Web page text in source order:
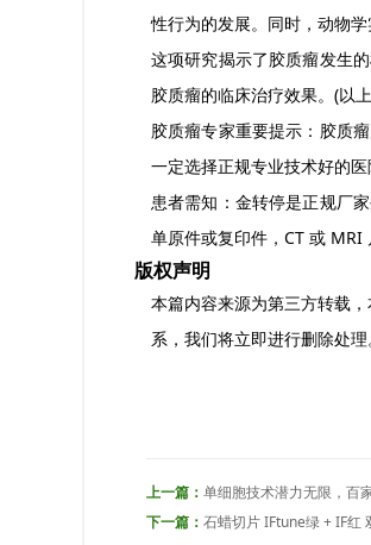
性行为的发展。同时，动物
这项研究揭示了胶质瘤发生
胶质瘤的临床治疗效果。(以
胶质瘤专家重要提示：胶质
一定选择正规专业技术好的
患者需知：金转停是正规厂
单原件或复印件，CT 或 MRI
版权声明
本篇内容来源为第三方转载
系，我们将立即进行删除处理
上一篇： 单细胞技术潜力无限，百
下一篇： 石蜡切片 IFtune绿 + IF红